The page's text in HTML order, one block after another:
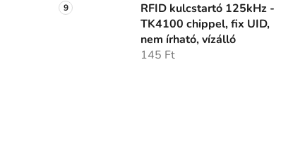
RFID kulcstartó 125kHz -
TK4100 chippel, fix UID,
nem írható, vízálló
145 Ft